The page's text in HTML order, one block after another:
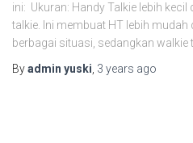
ini: Ukuran: Handy Talkie lebih
talkie. Ini membuat HT lebih
berbagai situasi, sedangkan walkie
Byadmin yuski, 3 years ago